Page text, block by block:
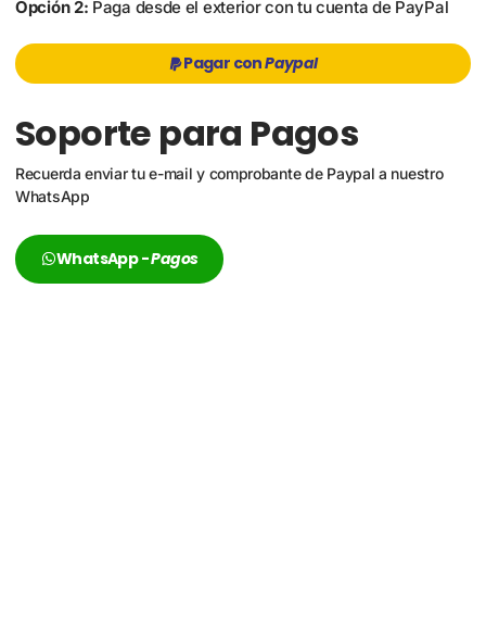
Opción 2: Paga desde el exterior con tu cuenta de PayPal
Pagar conPaypal
Soporte para Pagos
Recuerda enviar tu e-mail y comprobante de Paypal a nuestro
WhatsApp
WhatsApp -Pagos